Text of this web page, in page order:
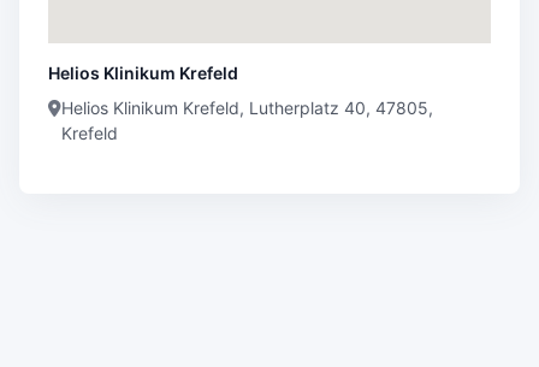
Helios Klinikum Krefeld
Helios Klinikum Krefeld, Lutherplatz 40, 47805,
Krefeld